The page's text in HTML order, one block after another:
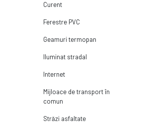
Curent
Ferestre PVC
Geamuri termopan
Iluminat stradal
Internet
Mijloace de transport în
comun
Străzi asfaltate